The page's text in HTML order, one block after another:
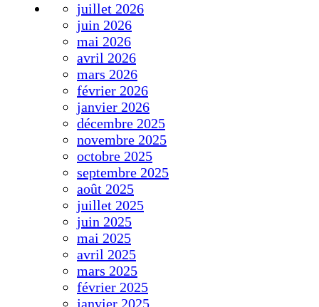
juillet 2026
juin 2026
mai 2026
avril 2026
mars 2026
février 2026
janvier 2026
décembre 2025
novembre 2025
octobre 2025
septembre 2025
août 2025
juillet 2025
juin 2025
mai 2025
avril 2025
mars 2025
février 2025
janvier 2025